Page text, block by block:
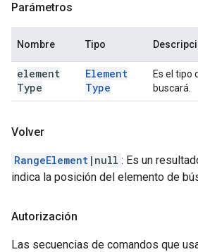
Parámetros
Nombre Tipo
element
Type
Element
Type
Es el tipo
buscará.
Volver
RangeElement |null : Es un
indica la posición del elemento de
Autorización
Las secuencias de comandos que